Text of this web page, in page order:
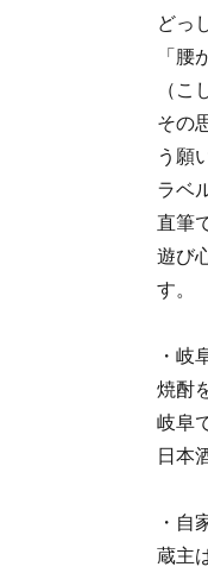
どっ
「
（こ
その
う願
ラベ
直筆
遊び
す。
・岐
焼酎
岐阜
日本
・自
蔵主